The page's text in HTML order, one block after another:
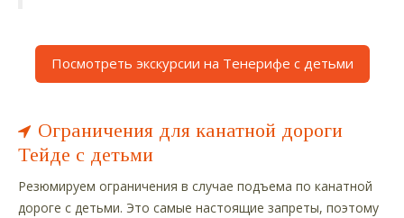
Посмотреть экскурсии на Тенерифе с детьми
Ограничения для канатной дороги
Тейде с детьми
Резюмируем ограничения в случае подъема по канатной
дороге с детьми. Это самые настоящие запреты, поэтому